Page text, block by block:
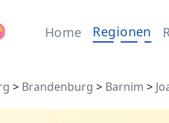
Home Regionen
> Brandenburg > Barnim >